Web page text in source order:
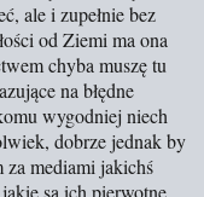
ale i zupełnie bez
od Ziemi ma ona
chyba muszę tu
na błędne
wygodniej niech
dobrze jednak by
za mediami jakichś
są ich pierwotne